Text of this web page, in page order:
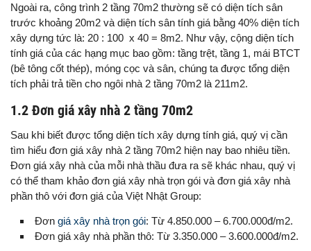
Ngoài ra, công trình 2 tầng 70m2 thường sẽ có diện tích sân
trước khoảng 20m2 và diện tích sân tính giá bằng 40% diện tích
xây dựng tức là: 20 : 100 x 40 = 8m2. Như vậy, cộng diện tích
tính giá của các hạng mục bao gồm: tầng trệt, tầng 1, mái BTCT
(bê tông cốt thép), móng cọc và sân, chúng ta được tổng diện
tích phải trả tiền cho ngôi nhà 2 tầng 70m2 là 211m2.
1.2 Đơn giá xây nhà 2 tầng 70m2
Sau khi biết được tổng diện tích xây dựng tính giá, quý vị cần
tìm hiểu đơn giá xây nhà 2 tầng 70m2 hiện nay bao nhiêu tiền.
Đơn giá xây nhà của mỗi nhà thầu đưa ra sẽ khác nhau, quý vị
có thể tham khảo đơn giá xây nhà trọn gói và đơn giá xây nhà
phần thô với đơn giá của Việt Nhật Group:
Đơn giá xây nhà trọn gói: Từ 4.850.000 – 6.700.000đ/m2.
Đơn giá xây nhà phần thô: Từ 3.350.000 – 3.600.000đ/m2.